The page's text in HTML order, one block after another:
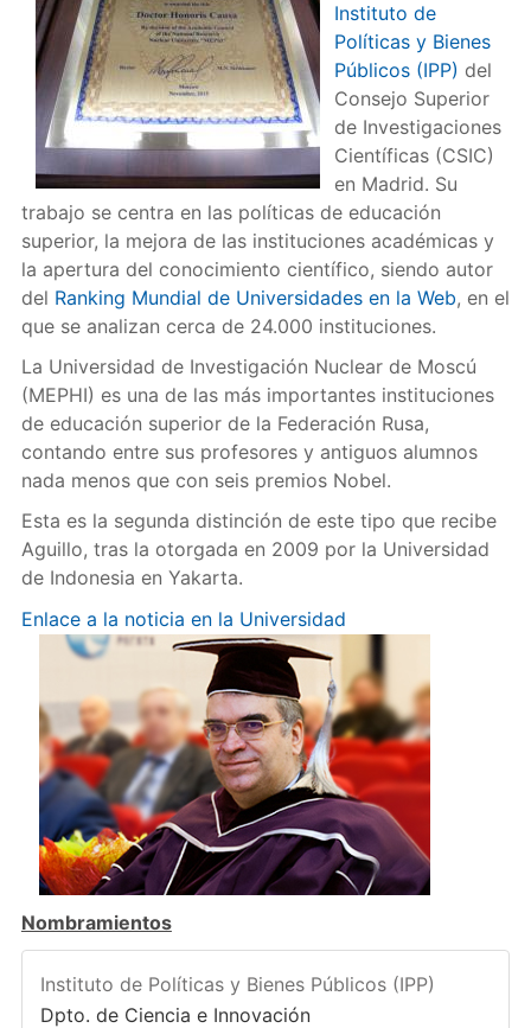
Instituto de
Políticas y Bienes
Públicos (IPP) del
Consejo Superior
de Investigaciones
Científicas (CSIC)
en Madrid. Su
trabajo se centra en las políticas de educación
superior, la mejora de las instituciones académicas y
la apertura del conocimiento científico, siendo autor
del Ranking Mundial de Universidades en la Web, en el
que se analizan cerca de 24.000 instituciones.
La Universidad de Investigación Nuclear de Moscú
(MEPHI) es una de las más importantes instituciones
de educación superior de la Federación Rusa,
contando entre sus profesores y antiguos alumnos
nada menos que con seis premios Nobel.
Esta es la segunda distinción de este tipo que recibe
Aguillo, tras la otorgada en 2009 por la Universidad
de Indonesia en Yakarta.
Enlace a la noticia en la Universidad
Nombramientos
Instituto de Políticas y Bienes Públicos (IPP)
Dpto. de Ciencia e Innovación